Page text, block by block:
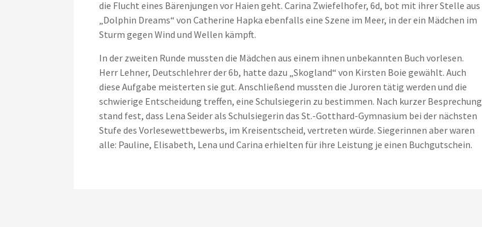
die Flucht eines Bärenjungen vor Haien geht. Carina Zwiefelhofer, 6d, bot mit ihrer Stelle aus
„Dolphin Dreams“ von Catherine Hapka ebenfalls eine Szene im Meer, in der ein Mädchen im
Sturm gegen Wind und Wellen kämpft.
In der zweiten Runde mussten die Mädchen aus einem ihnen unbekannten Buch vorlesen.
Herr Lehner, Deutschlehrer der 6b, hatte dazu „Skogland“ von Kirsten Boie gewählt. Auch
diese Aufgabe meisterten sie gut. Anschließend mussten die Juroren tätig werden und die
schwierige Entscheidung treffen, eine Schulsiegerin zu bestimmen. Nach kurzer Besprechung
stand fest, dass Lena Seider als Schulsiegerin das St.-Gotthard-Gymnasium bei der nächsten
Stufe des Vorlesewettbewerbs, im Kreisentscheid, vertreten würde. Siegerinnen aber waren
alle: Pauline, Elisabeth, Lena und Carina erhielten für ihre Leistung je einen Buchgutschein.